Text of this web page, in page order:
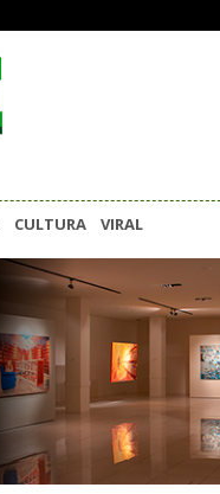
CULTURA VIRAL